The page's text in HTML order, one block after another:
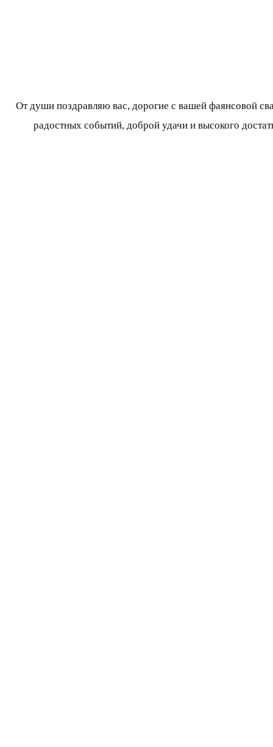
От души поздравляю вас, дорогие с вашей фаянсовой
радостных событий, доброй удачи и высокого